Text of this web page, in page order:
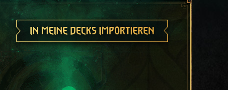
IN MEINE DECKS IMPORTIEREN